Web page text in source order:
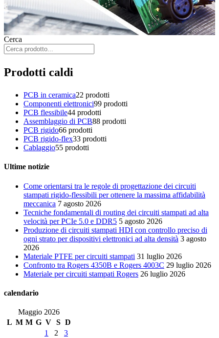
Cerca
Prodotti caldi
PCB in ceramica22 prodotti
Componenti elettronici99 prodotti
PCB flessibile44 prodotti
Assemblaggio di PCB88 prodotti
PCB rigido66 prodotti
PCB rigido-flex33 prodotti
Cablaggio55 prodotti
Ultime notizie
Come orientarsi tra le regole di progettazione dei circuiti
stampati rigido-flessibili per ottenere la massima affidabilità
meccanica 7 agosto 2026
Tecniche fondamentali di routing dei circuiti stampati ad alta
velocità per PCIe 5.0 e DDR5 5 agosto 2026
Produzione di circuiti stampati HDI con controllo preciso di
ogni strato per dispositivi elettronici ad alta densità 3 agosto
2026
Materiale PTFE per circuiti stampati 31 luglio 2026
Confronto tra Rogers 4350B e Rogers 4003C 29 luglio 2026
Materiale per circuiti stampati Rogers 26 luglio 2026
calendario
Maggio 2026
L M M G V S D
1
2
3